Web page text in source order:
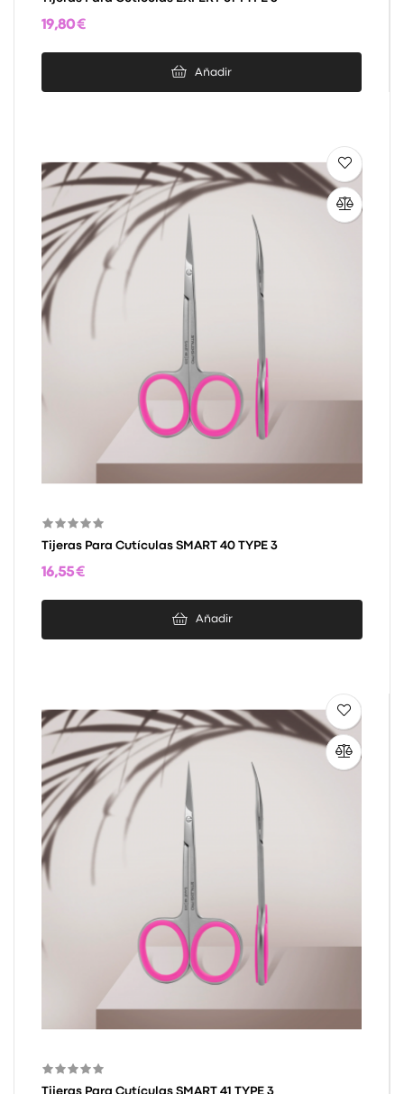
19,80 €
Añadir
Tijeras Para Cutículas SMART 40 TYPE 3
16,55 €
Añadir
Tijeras Para Cutículas SMART 41 TYPE 3